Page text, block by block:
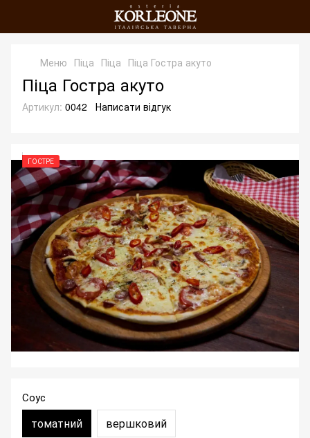
Меню Піца Піца Піца Гостра акуто
Піца Гостра акуто
Артикул: 0042 Написати відгук
ГОСТРЕ
Соус
томатний вершковий